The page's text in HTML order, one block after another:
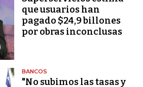
que usuarios han
pagado $24,9 billones
por obras inconclusas
BANCOS
"No subimos las tasas y